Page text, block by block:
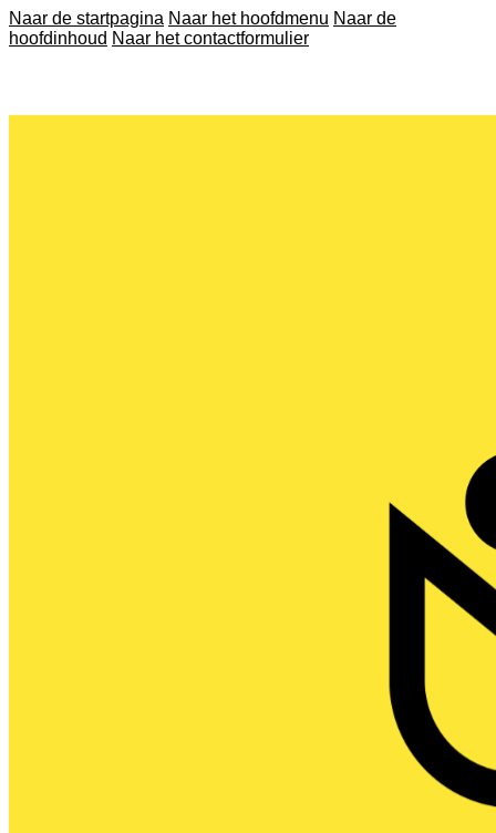
Naar de startpagina Naar het hoofdmenu Naar de
hoofdinhoud Naar het contactformulier